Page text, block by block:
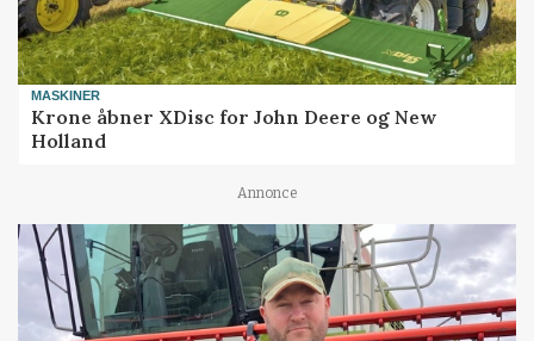
MASKINER
Krone åbner XDisc for John Deere og New
Holland
Annonce